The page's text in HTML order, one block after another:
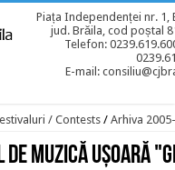
Piața Independenței nr. 1,
jud. Brăila, cod poștal
Telefon:
E-mail:
/ Contests / Arhiva
uşoară